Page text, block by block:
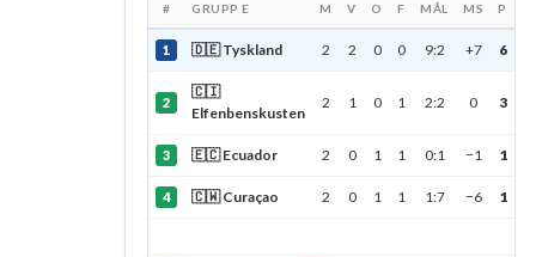
# GRUPP E M V O F MÅL MS P
1 🇩🇪 Tyskland 2 2 0 0 9:2 +7 6
2
🇨🇮
Elfenbenskusten
2 1 0 1 2:2 0 3
3 🇪🇨 Ecuador 2 0 1 1 0:1 −1 1
4 🇨🇼 Curaçao 2 0 1 1 1:7 −6 1